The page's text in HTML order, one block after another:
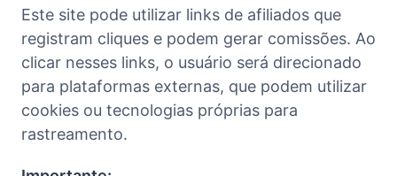
Este site pode utilizar links de afiliados que
registram cliques e podem gerar comissões. Ao
clicar nesses links, o usuário será direcionado
para plataformas externas, que podem utilizar
cookies ou tecnologias próprias para
rastreamento.